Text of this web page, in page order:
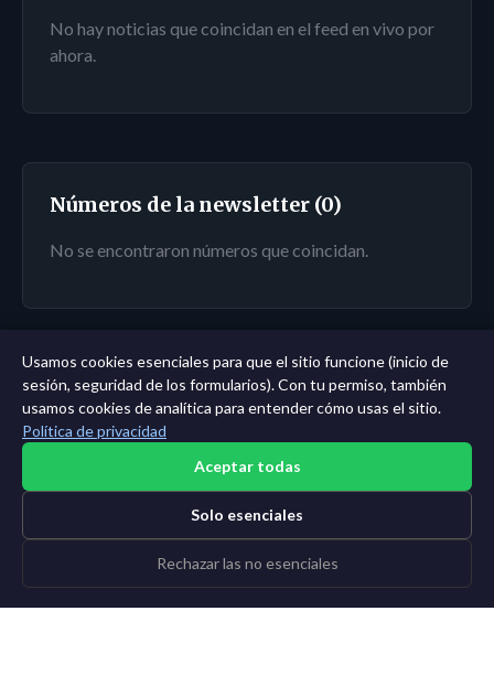
No hay noticias que coincidan en el feed en vivo por
ahora.
Números de la newsletter (0)
No se encontraron números que coincidan.
← Panel|Todas las entidades |Análisis de 11 años →
Usamos cookies esenciales para que el sitio funcione (inicio de
sesión, seguridad de los formularios). Con tu permiso, también
usamos cookies de analítica para entender cómo usas el sitio.
Política de privacidad
Aceptar todas
Solo esenciales
Rechazar las no esenciales